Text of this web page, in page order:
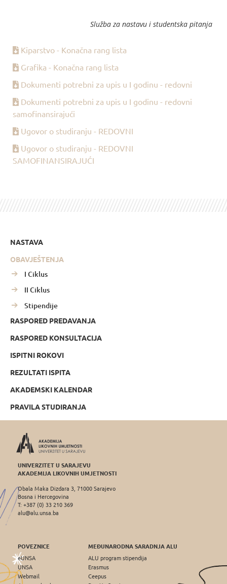
Služba za nastavu i studentska pitanja
Kiparstvo - Konačna rang lista
Grafika - Konačna rang lista
Dokumenti potrebni za upis u I godinu - redovni
Dokumenti potrebni za upis u I godinu - redovni
samofinansirajući
Ugovor o studiranju - REDOVNI
Ugovor o studiranju - REDOVNI
SAMOFINANSIRAJUĆI
NASTAVA
OBAVJEŠTENJA
I Ciklus
II Ciklus
Stipendije
RASPORED PREDAVANJA
RASPORED KONSULTACIJA
ISPITNI ROKOVI
REZULTATI ISPITA
AKADEMSKI KALENDAR
PRAVILA STUDIRANJA
UNIVERZITET U SARAJEVU
AKADEMIJA LIKOVNIH UMJETNOSTI
Obala Maka Dizdara 3, 71000 Sarajevo
Bosna i Hercegovina
T: +387 (0) 33 210 369
alu@alu.unsa.ba
POVEZNICE
eUNSA
UNSA
Webmail
MEĐUNARODNA SARADNJA ALU
ALU program stipendija
Erasmus
Ceepus